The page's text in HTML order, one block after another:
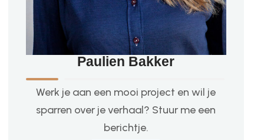
Paulien Bakker
Werk je aan een mooi project en wil je
sparren over je verhaal? Stuur me een
berichtje.